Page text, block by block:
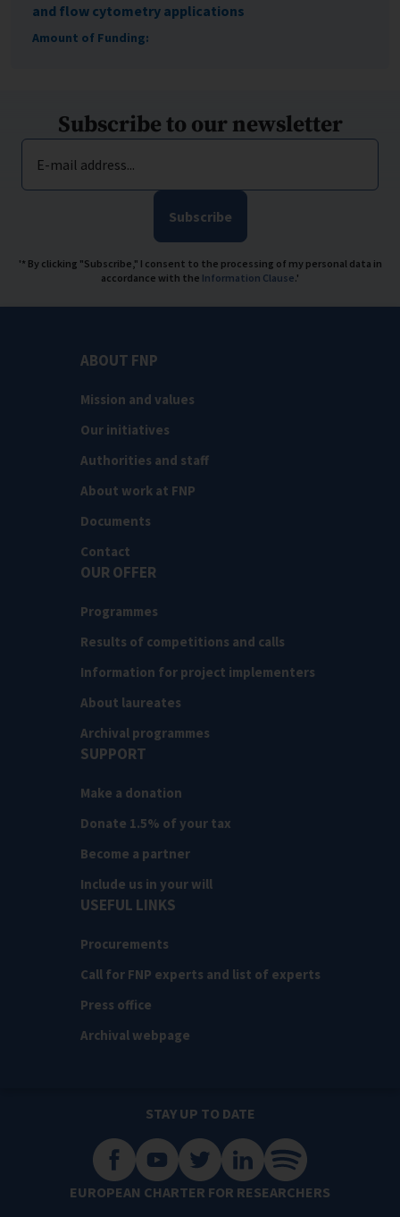
and flow cytometry applications
Amount of Funding:
Subscribe to our newsletter
E-mail address...
Subscribe
'* By clicking "Subscribe," I consent to the processing of my personal data in
accordance with the Information Clause.'
ABOUT FNP
Mission and values
Our initiatives
Authorities and staff
About work at FNP
Documents
Contact
OUR OFFER
Programmes
Results of competitions and calls
Information for project implementers
About laureates
Archival programmes
SUPPORT
Make a donation
Donate 1.5% of your tax
Become a partner
Include us in your will
USEFUL LINKS
Procurements
Call for FNP experts and list of experts
Press office
Archival webpage
STAY UP TO DATE
EUROPEAN CHARTER FOR RESEARCHERS